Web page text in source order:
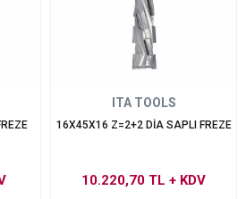
ITA TOOLS
16X45X16 Z=2+2 DİA SAPLI FREZE
10.220,70 TL + KDV